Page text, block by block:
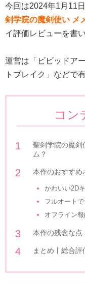
今回は2024年1月11
剣学院の魔剣使い メ
イ評価レビューを書
運営は「ビビッドア
トブレイク」などで
コン
聖剣学院の魔剣
ム？
本作のおすすめ
かわいい2D
フルオート
オフライン
本作の残念な点
まとめ丨総合評